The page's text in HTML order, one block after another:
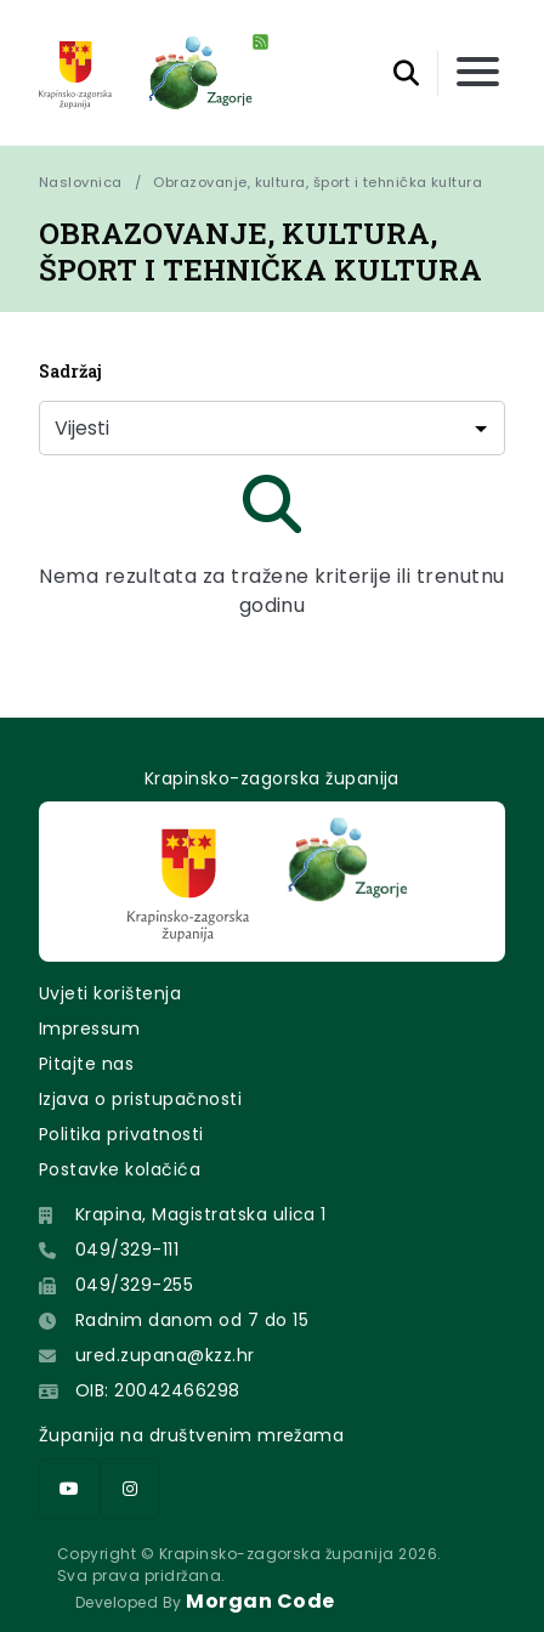
Naslovnica Obrazovanje, kultura, šport i tehnička kultura
OBRAZOVANJE, KULTURA,
ŠPORT I TEHNIČKA KULTURA
Sadržaj
Nema rezultata za tražene kriterije ili trenutnu
godinu
Krapinsko-zagorska županija
Uvjeti korištenja
Impressum
Pitajte nas
Izjava o pristupačnosti
Politika privatnosti
Postavke kolačića
Krapina, Magistratska ulica 1
049/329-111
049/329-255
Radnim danom od 7 do 15
ured.zupana@kzz.hr
OIB: 20042466298
Županija na društvenim mrežama
Copyright © Krapinsko-zagorska županija 2026.
Sva prava pridržana.
Developed By Morgan Code